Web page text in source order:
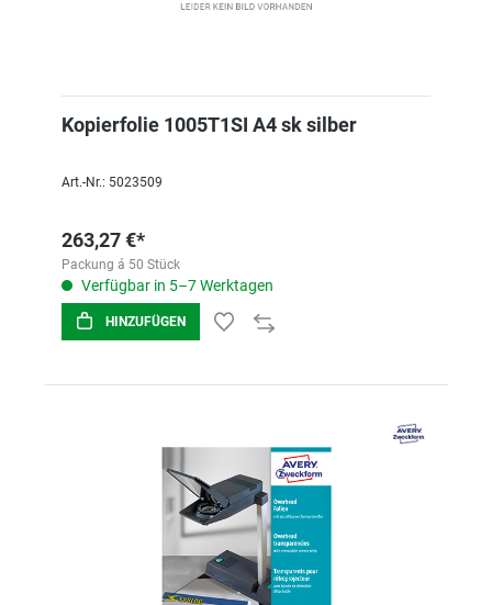
Kopierfolie 1005T1SI A4 sk silber
Art.-Nr.: 5023509
263,27 €*
Packung á 50 Stück
Verfügbar in 5–7 Werktagen
HINZUFÜGEN